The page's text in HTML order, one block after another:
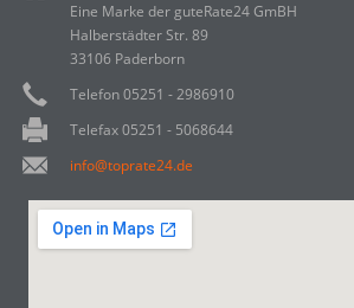
Eine Marke der guteRate24 GmBH
Halberstädter Str. 89
33106 Paderborn
Telefon 05251 - 2986910
Telefax 05251 - 5068644
info@toprate24.de